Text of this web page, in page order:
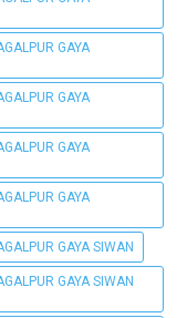
GAYA
GAYA
GAYA
GAYA
GAYA SIWAN
GAYA SIWAN